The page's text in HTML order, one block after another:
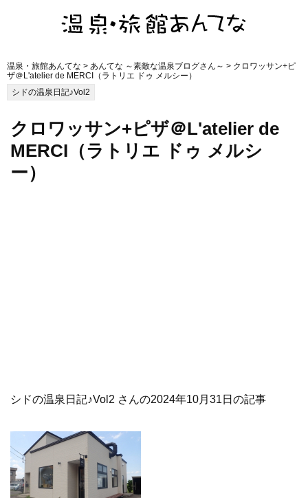
温泉・旅館あんてな > あんてな ～素敵な温泉ブログさん～ > クロワッサン+ピ
ザ＠L'atelier de MERCI（ラトリエ ドゥ メルシー）
シドの温泉日記♪Vol2
クロワッサン+ピザ＠L'atelier de
MERCI（ラトリエ ドゥ メルシ
ー）
シドの温泉日記♪Vol2 さんの2024年10月31日の記事